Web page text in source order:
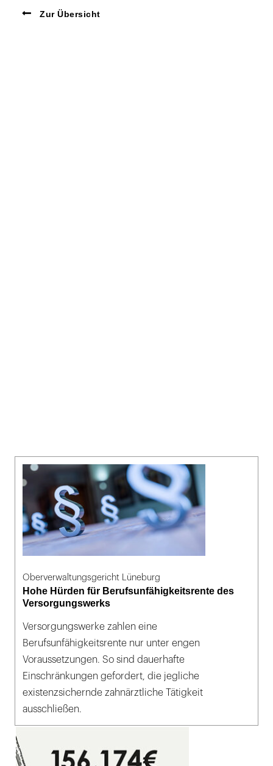
Zur Übersicht
Oberverwaltungsgericht Lüneburg
Hohe Hürden für Berufsunfähigkeitsrente des
Versorgungswerks
Versorgungswerke zahlen eine
Berufsunfähigkeitsrente nur unter engen
Voraussetzungen. So sind dauerhafte
Einschränkungen gefordert, die jegliche
existenzsichernde zahnärztliche Tätigkeit
ausschließen.